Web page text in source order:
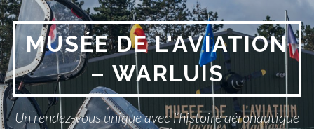
Aller
au
contenuMUSÉE DE L'AVIATION
– WARLUIS
Un rendez-vous unique avec l’histoire aéronautique